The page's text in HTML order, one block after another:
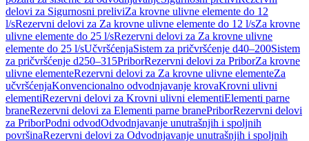
delovi za Sigurnosni preliviZa krovne ulivne elemente do 12
l/sRezervni delovi za Za krovne ulivne elemente do 12 l/sZa krovne
ulivne elemente do 25 l/sRezervni delovi za Za krovne ulivne
elemente do 25 l/sUčvršćenjaSistem za pričvršćenje d40–200Sistem
za pričvršćenje d250–315PriborRezervni delovi za PriborZa krovne
ulivne elementeRezervni delovi za Za krovne ulivne elementeZa
učvršćenjaKonvencionalno odvodnjavanje krovaKrovni ulivni
elementiRezervni delovi za Krovni ulivni elementiElementi parne
braneRezervni delovi za Elementi parne branePriborRezervni delovi
za PriborPodni odvodOdvodnjavanje unutrašnjih i spoljnih
površinaRezervni delovi za Odvodnjavanje unutrašnjih i spoljnih